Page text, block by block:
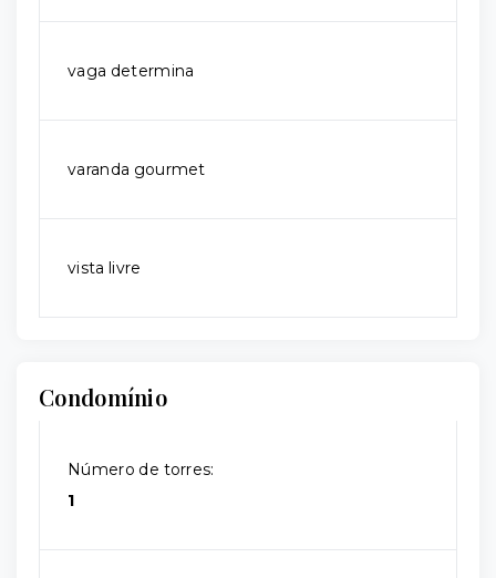
vaga determina
varanda gourmet
vista livre
Condomínio
Número de torres:
1